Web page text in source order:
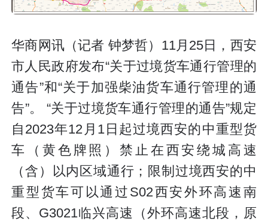
华商网讯（记者 钟梦哲）11月25日，西安
市人民政府发布“关于过境货车通行管理的
通告”和“关于加强柴油货车通行管理的通
告”。 “关于过境货车通行管理的通告”规定
自2023年12月1日起过境西安的中重型货
车（黄色牌照）禁止在西安绕城高速
（含）以内区域通行；限制过境西安的中
重型货车可以通过S02西安外环高速南
段、G3021临兴高速（外环高速北段，原